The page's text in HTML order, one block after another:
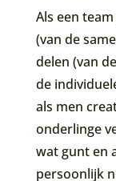
Als een
(van de
delen (van
de
als men
onderlinge
wat gunt en
persoonlijk